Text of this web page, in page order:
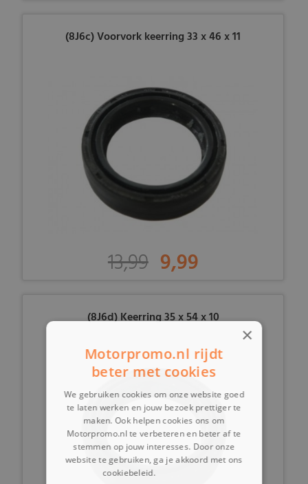
(8J6c) Voorvork keerring 33 x 46 x 11
13,99 9,99
(8J6d) Keerring 35 x 54 x 10
×
Motorpromo.nl rijdt
beter met cookies
We gebruiken cookies om onze website goed
te laten werken en jouw bezoek prettiger te
maken. Ook helpen cookies ons om
Motorpromo.nl te verbeteren en beter af te
stemmen op jouw interesses. Door onze
website te gebruiken, ga je akkoord met ons
cookiebeleid.